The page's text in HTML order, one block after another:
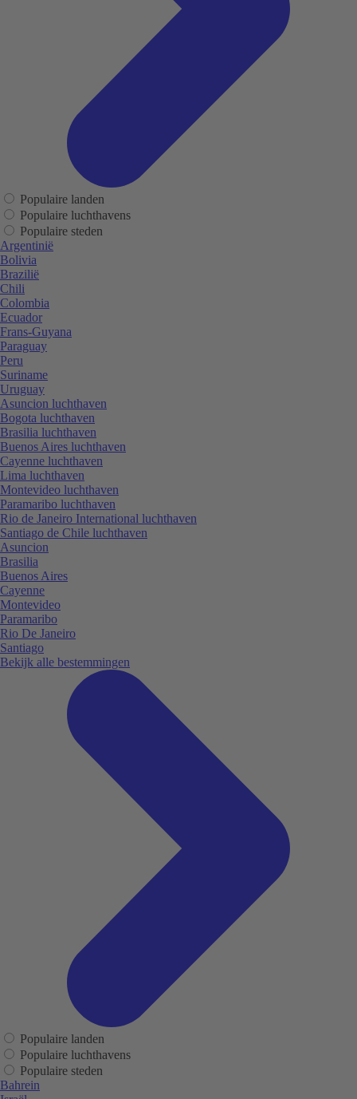
Populaire landen
Populaire luchthavens
Populaire steden
Argentinië
Bolivia
Brazilië
Chili
Colombia
Ecuador
Frans-Guyana
Paraguay
Peru
Suriname
Uruguay
Asuncion luchthaven
Bogota luchthaven
Brasilia luchthaven
Buenos Aires luchthaven
Cayenne luchthaven
Lima luchthaven
Montevideo luchthaven
Paramaribo luchthaven
Rio de Janeiro International luchthaven
Santiago de Chile luchthaven
Asuncion
Brasilia
Buenos Aires
Cayenne
Montevideo
Paramaribo
Rio De Janeiro
Santiago
Bekijk alle bestemmingen
Populaire landen
Populaire luchthavens
Populaire steden
Bahrein